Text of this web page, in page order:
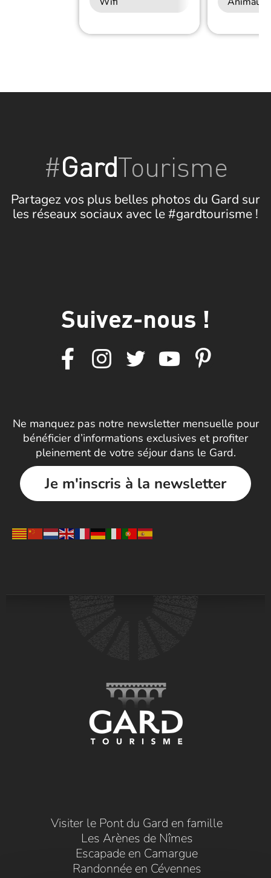
#GardTourisme
Partagez vos plus belles photos du Gard sur
les réseaux sociaux avec le #gardtourisme !
Suivez-nous !
Ne manquez pas notre newsletter mensuelle pour
bénéficier d’informations exclusives et profiter
pleinement de votre séjour dans le Gard.
Je m'inscris à la newsletter
Visiter le Pont du Gard en famille
Les Arènes de Nîmes
Escapade en Camargue
Randonnée en Cévennes